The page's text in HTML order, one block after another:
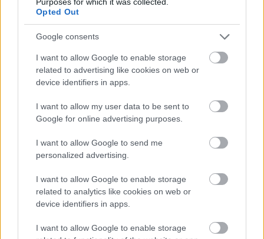
Opted Out
Google consents
I want to allow Google to enable storage
related to advertising like cookies on web or
device identifiers in apps.
I want to allow my user data to be sent to
Google for online advertising purposes.
I want to allow Google to send me
personalized advertising.
I want to allow Google to enable storage
related to analytics like cookies on web or
device identifiers in apps.
I want to allow Google to enable storage
ÉDESKESERŰ TURNÉ: ERDÉLYI KÖRÚTRA INDUL A
MAGYAR ÁLLAMI NÉPI EGYÜTTES
KÁRPÁT-MEDENCEI NÉPEK ÉLŐ HAGYOMÁNYA A
ZENEAKADÉMIÁN